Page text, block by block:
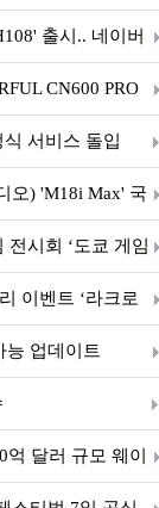
출시.. 네이버
CN600 PRO
식 서비스 돌입
오) 'M18i Max' 국
시회 ‘도쿄 게임
이벤트 ‘라크로
능 업데이트
달러 규모 웨이